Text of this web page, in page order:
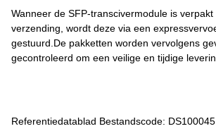
Wanneer de SFP-transcivermodule is
verzending, wordt deze via een
gestuurd.De pakketten worden vervolgens
gecontroleerd om een veilige en tijdige
Referentiedatablad Bestandscode: DS100045